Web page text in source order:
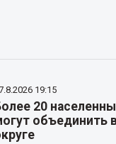
19:15
20
объединить